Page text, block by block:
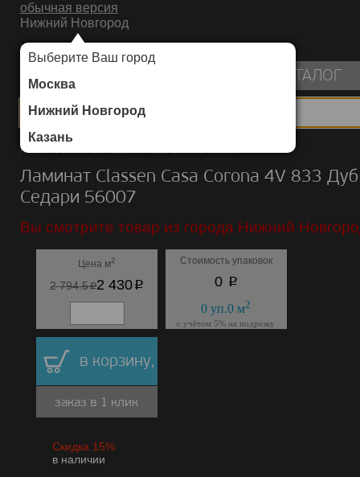
обычная версия
Нижний Новгород
Выберите Ваш город
Москва
Нижний Новгород
Казань
ИНТЕРНЕТ-МАГАЗИН НАПОЛЬНЫХ ПОКРЫТИЙ
КАТАЛОГ
Каталог/Ламинат/Classen/Casa Corona 4V 833
Ламинат Classen Casa Corona 4V 833 Дуб
Седари 56007
Вы смотрите товар из города Нижний
Цена м2
2 794.5p2 430p
Стоимость упаковок
0 p
0 уп.0 м2
с учётом 5% на подрезку
в корзину,
заказ в 1 клик
Скидка 15%
в наличии